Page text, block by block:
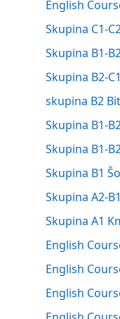
English
Skupina C1-
Skupina B1-
Skupina B2-
skupina B2
Skupina B1-
Skupina B1-
Skupina B1
Skupina A2-
Skupina A1
English
English
English